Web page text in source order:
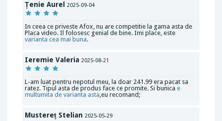
Țenie Aurel 2025-09-04
In ceea ce priveste Afox, nu are competitie la gama asta de
Placa video. Il folosesc genial de bine. Imi place, este
varianta cea mai buna.
Ieremie Valeria 2025-08-21
L-am luat pentru nepotul meu, la doar 241.99 era pacat sa
ratez. Tipul asta de produs face ce promite. Si bunica e
multumita de varianta asta,eu recomand;
Mustereț Stelian 2025-05-29